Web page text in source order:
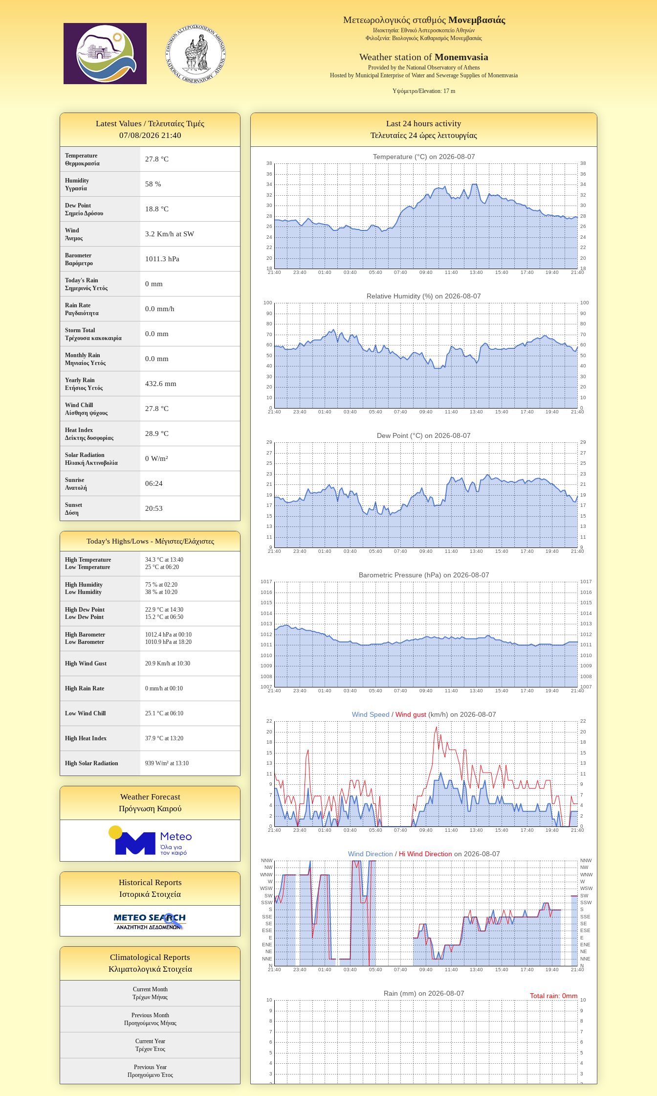
Μετεωρολογικός σταθμός Μονεμβασιάς
Ιδιοκτησία: Εθνικό Αστεροσκοπείο Αθηνών
Φιλοξενία: Βιολογικός Καθαρισμός Μονεμβασιάς
Weather station of Monemvasia
Provided by the National Observatory of Athens
Hosted by Municipal Enterprise of Water and Sewerage Supplies of Monemvasia
Υψόμετρο/Elevation: 17 m
Latest Values / Τελευταίες Τιμές
07/08/2026 21:40
Temperature
Θερμοκρασία
27.8 °C
Humidity
Υγρασία
58 %
Dew Point
Σημείο Δρόσου
18.8 °C
Wind
Άνεμος
3.2 Km/h at SW
Barometer
Βαρόμετρο
1011.3 hPa
Today's Rain
Σημερινός Υετός
0 mm
Rain Rate
Ραγδαιότητα
0.0 mm/h
Storm Total
Τρέχουσα κακοκαιρία
0.0 mm
Monthly Rain
Μηνιαίος Υετός
0.0 mm
Yearly Rain
Ετήσιος Υετός
432.6 mm
Wind Chill
Αίσθηση ψύχους
27.8 °C
Heat Index
Δείκτης δυσφορίας
28.9 °C
Solar Radiation
Ηλιακή Ακτινοβολία
0 W/m²
Sunrise
Ανατολή
06:24
Sunset
Δύση
20:53
Today's Highs/Lows - Μέγιστες/Ελάχιστες
High Temperature
Low Temperature
34.3 °C at 13:40
25 °C at 06:20
High Humidity
Low Humidity
75 % at 02:20
38 % at 10:20
High Dew Point
Low Dew Point
22.9 °C at 14:30
15.2 °C at 06:50
High Barometer
Low Barometer
1012.4 hPa at 00:10
1010.9 hPa at 18:20
High Wind Gust 20.9 Km/h at 10:30
High Rain Rate 0 mm/h at 00:10
Low Wind Chill 25.1 °C at 06:10
High Heat Index 37.9 °C at 13:20
High Solar Radiation 939 W/m² at 13:10
Weather Forecast
Πρόγνωση Καιρού
Historical Reports
Ιστορικά Στοιχεία
Climatological Reports
Κλιματολογικά Στοιχεία
Current Month
Τρέχων Μήνας
Previous Month
Προηγούμενος Μήνας
Current Year
Τρέχον Έτος
Previous Year
Προηγούμενο Έτος
Last 24 hours activity
Τελευταίες 24 ώρες λειτουργίας